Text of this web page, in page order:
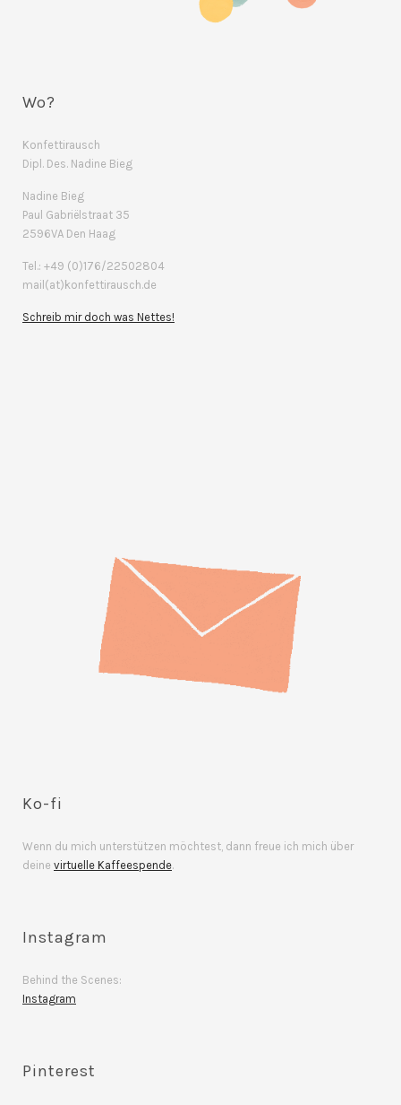
Wo?
Konfettirausch
Dipl. Des. Nadine Bieg
Nadine Bieg
Paul Gabriëlstraat 35
2596VA Den Haag
Tel.: +49 (0)176/22502804
mail(at)konfettirausch.de
Schreib mir doch was Nettes!
Ko-fi
Wenn du mich unterstützen möchtest, dann freue ich mich über
deine virtuelle Kaffeespende.
Instagram
Behind the Scenes:
Instagram
Pinterest